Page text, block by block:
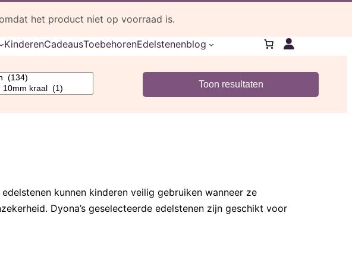
KinderenCadeausToebehorenEdelstenenblog
kunnen kinderen veilig gebruiken wanneer ze
Dyona’s geselecteerde edelstenen zijn geschikt voor
het product niet op voorraad is.